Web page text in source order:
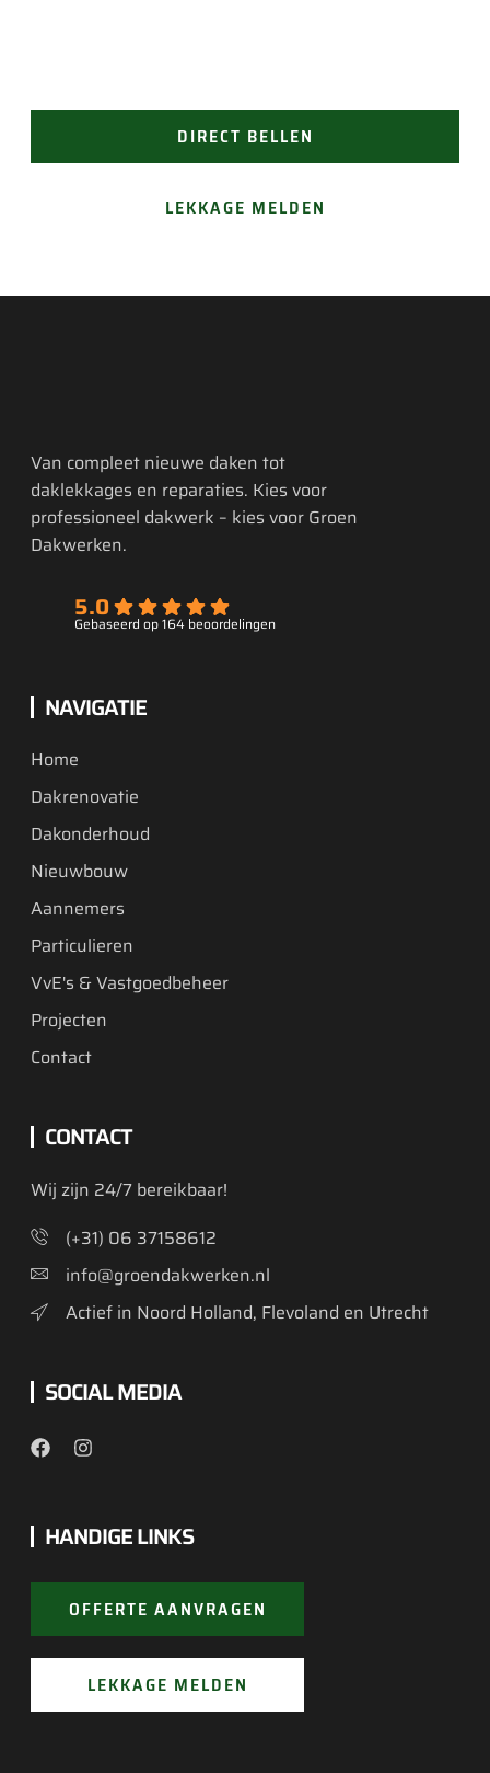
DIRECT BELLEN
LEKKAGE MELDEN
Van compleet nieuwe daken tot
daklekkages en reparaties. Kies voor
professioneel dakwerk – kies voor Groen
Dakwerken.
5.0
Gebaseerd op 164 beoordelingen
NAVIGATIE
Home
Dakrenovatie
Dakonderhoud
Nieuwbouw
Aannemers
Particulieren
VvE's & Vastgoedbeheer
Projecten
Contact
CONTACT
Wij zijn 24/7 bereikbaar!
(+31) 06 37158612
info@groendakwerken.nl
Actief in Noord Holland, Flevoland en Utrecht
SOCIAL MEDIA
HANDIGE LINKS
OFFERTE AANVRAGEN
LEKKAGE MELDEN